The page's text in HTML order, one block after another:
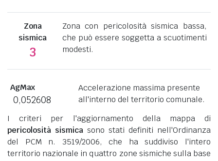
Zona
sismica
3
Zona con pericolosità sismica bassa,
che può essere soggetta a scuotimenti
modesti.
AgMax
0,052608
Accelerazione massima presente
all'interno del territorio comunale.
I criteri per l'aggiornamento della mappa di
pericolosità sismica sono stati definiti nell'Ordinanza
del PCM n. 3519/2006, che ha suddiviso l'intero
territorio nazionale in quattro zone sismiche sulla base